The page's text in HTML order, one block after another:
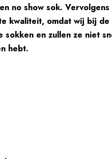
no show sok.
kwaliteit, omdat wij bij
en zullen ze niet
hebt.